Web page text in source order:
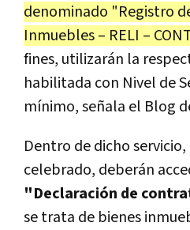
denominado "Registro
Inmuebles – RELI –
fines, utilizarán la
habilitada con Nivel de
mínimo, señala el Blog
Dentro de dicho
celebrado, deberán
"Declaración de
se trata de bienes